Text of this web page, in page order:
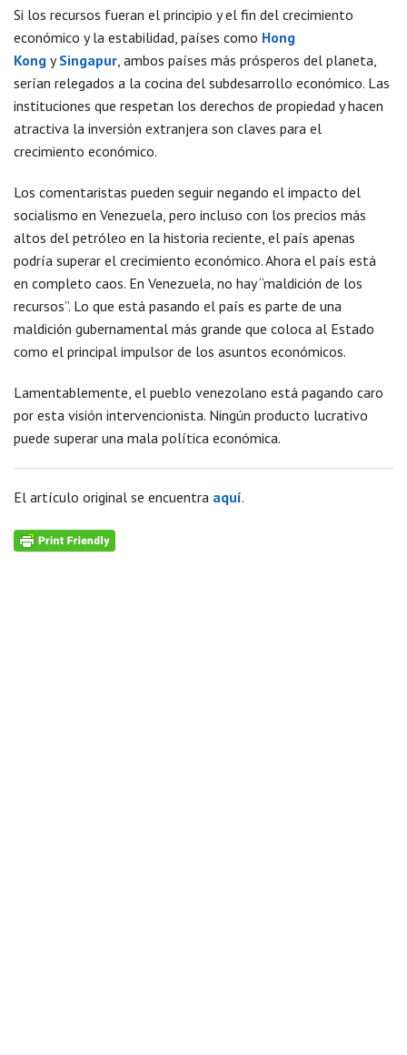
Si los recursos fueran el principio y el fin del crecimiento
económico y la estabilidad, países como Hong
Kong ySingapur, ambos países más prósperos del planeta,
serían relegados a la cocina del subdesarrollo económico. Las
instituciones que respetan los derechos de propiedad y hacen
atractiva la inversión extranjera son claves para el
crecimiento económico.
Los comentaristas pueden seguir negando el impacto del
socialismo en Venezuela, pero incluso con los precios más
altos del petróleo en la historia reciente, el país apenas
podría superar el crecimiento económico. Ahora el país está
en completo caos. En Venezuela, no hay “maldición de los
recursos”. Lo que está pasando el país es parte de una
maldición gubernamental más grande que coloca al Estado
como el principal impulsor de los asuntos económicos.
Lamentablemente, el pueblo venezolano está pagando caro
por esta visión intervencionista. Ningún producto lucrativo
puede superar una mala política económica.
El artículo original se encuentra aquí.